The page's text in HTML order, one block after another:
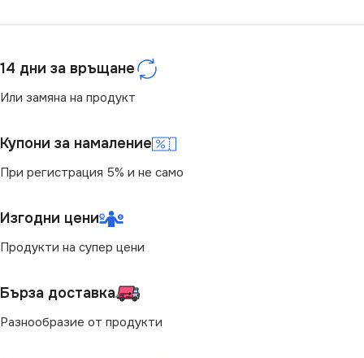
14 дни за връщане
Или замяна на продукт
Купони за намаление
При регистрация 5% и не само
Изгодни цени
Продукти на супер цени
Бърза доставка
Разнообразие от продукти